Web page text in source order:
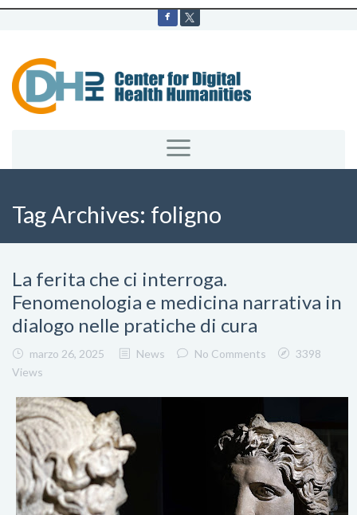
Tag Archives: foligno
La ferita che ci interroga.
Fenomenologia e medicina narrativa in
dialogo nelle pratiche di cura
marzo 26, 2025 News No Comments
3398
Views